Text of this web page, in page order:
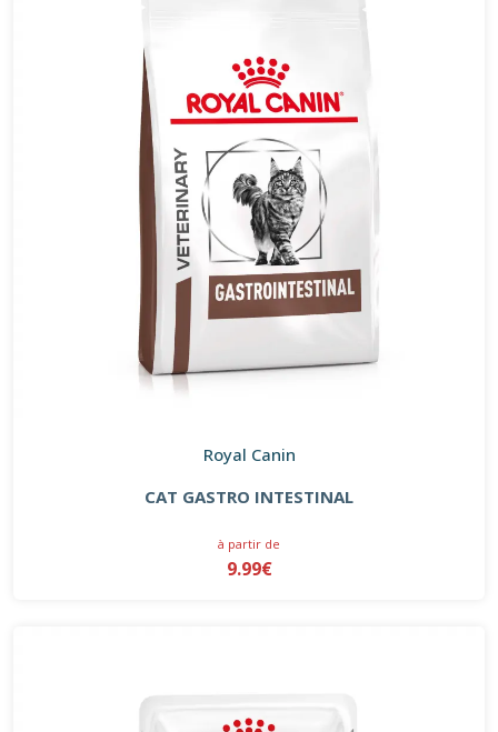
Royal Canin
CAT GASTRO INTESTINAL
à partir de
9.99€